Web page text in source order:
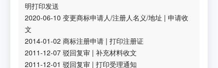
明打印发送
2020-06-10 变更商标申请人/注册人名义/地址 |申请收
文
2014-01-02 商标注册申请 |打印注册证
2011-12-07 驳回复审 |补充材料收文
2011-12-01 驳回复审 |打印受理通知